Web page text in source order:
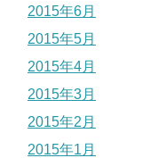
2015年6月
2015年5月
2015年4月
2015年3月
2015年2月
2015年1月